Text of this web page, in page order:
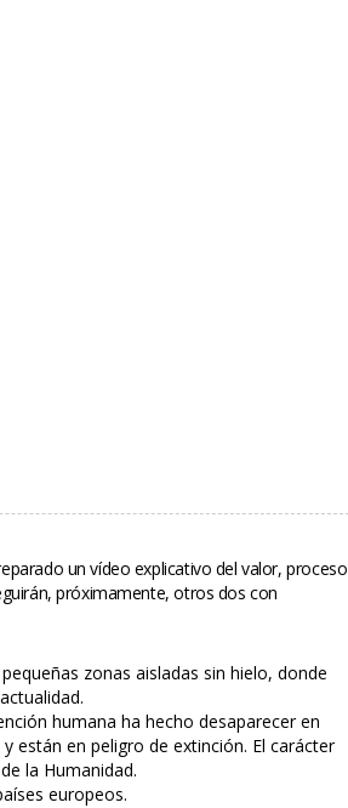
un vídeo explicativo del valor, proceso
próximamente, otros dos con
zonas aisladas sin hielo, donde
humana ha hecho desaparecer en
están en peligro de extinción. El carácter
la Humanidad.
europeos.